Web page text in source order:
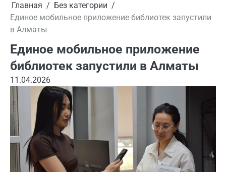
Главная
Без категории
Единое мобильное приложение библиотек запустили
в Алматы
Единое мобильное приложение
библиотек запустили в Алматы
11.04.2026